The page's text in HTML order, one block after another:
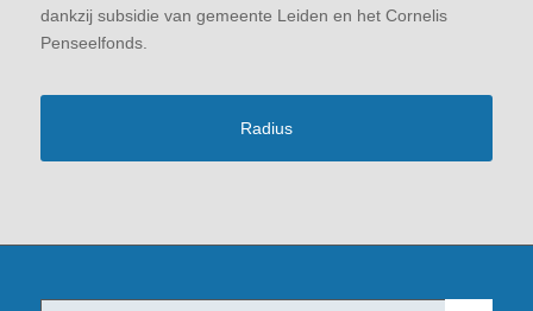
dankzij subsidie van gemeente Leiden en het Cornelis
Penseelfonds.
Radius